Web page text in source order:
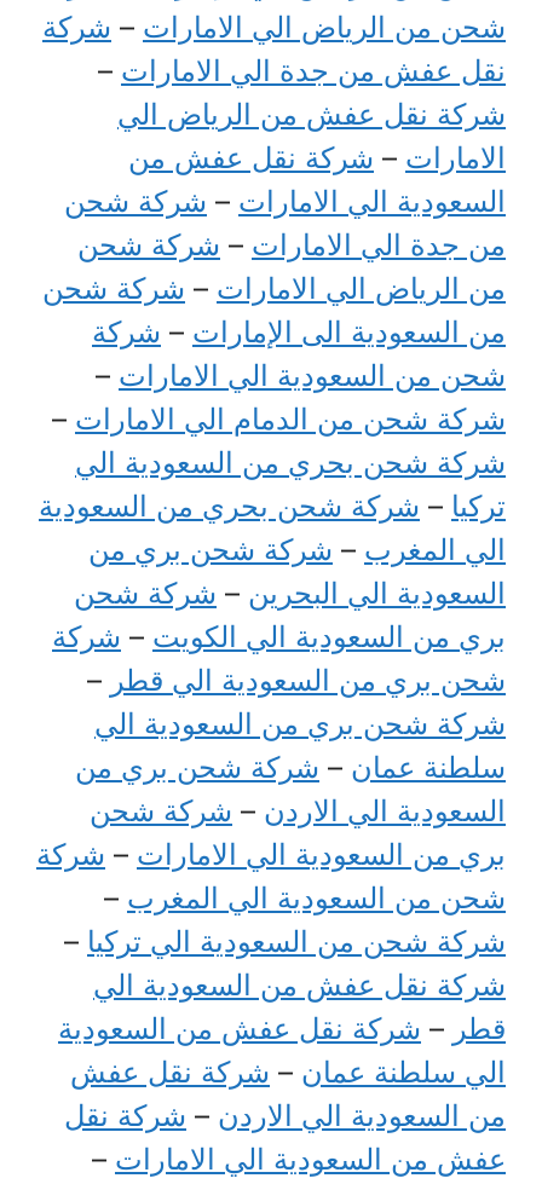
شحن من الرياض الي الامارات – شركة
نقل عفش من جدة الي الامارات –
شركة نقل عفش من الرياض الي
الامارات – شركة نقل عفش من
السعودية الي الامارات – شركة شحن
من جدة الي الامارات – شركة شحن
من الرياض الي الامارات – شركة شحن
من السعودية الى الإمارات – شركة
شحن من السعودية الي الامارات –
شركة شحن من الدمام الي الامارات –
شركة شحن بحري من السعودية الي
تركيا – شركة شحن بحري من السعودية
الي المغرب – شركة شحن بري من
السعودية الي البحرين – شركة شحن
بري من السعودية الي الكويت – شركة
شحن بري من السعودية الي قطر –
شركة شحن بري من السعودية الي
سلطنة عمان – شركة شحن بري من
السعودية الي الاردن – شركة شحن
بري من السعودية الي الامارات – شركة
شحن من السعودية الي المغرب –
شركة شحن من السعودية الي تركيا –
شركة نقل عفش من السعودية الي
قطر – شركة نقل عفش من السعودية
الي سلطنة عمان – شركة نقل عفش
من السعودية الي الاردن – شركة نقل
عفش من السعودية الي الامارات –